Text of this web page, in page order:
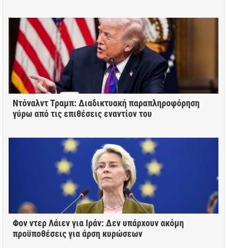
Ντόναλντ Τραμπ: Διαδικτυακή παραπληροφόρηση
γύρω από τις επιθέσεις εναντίον του
Φον ντερ Λάιεν για Ιράν: Δεν υπάρχουν ακόμη
προϋποθέσεις για άρση κυρώσεων